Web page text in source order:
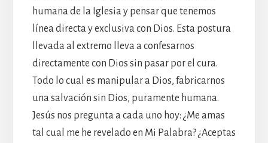
humana de la Iglesia y pensar que tenemos
línea directa y exclusiva con Dios. Esta postura
llevada al extremo lleva a confesarnos
directamente con Dios sin pasar por el cura.
Todo lo cual es manipular a Dios, fabricarnos
una salvación sin Dios, puramente humana.
Jesús nos pregunta a cada uno hoy: ¿Me amas
tal cual me he revelado en Mi Palabra? ¿Aceptas